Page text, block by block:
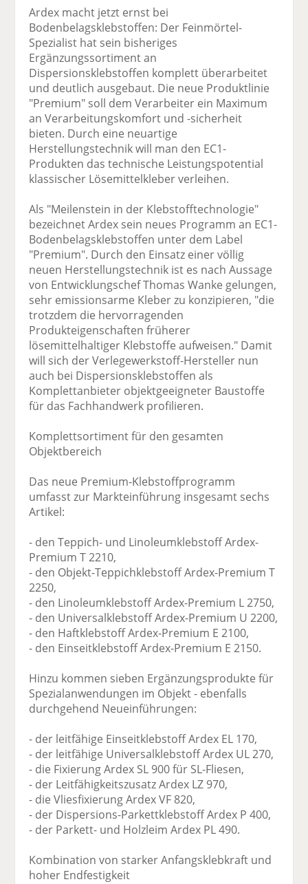
Ardex macht jetzt ernst bei
Bodenbelagsklebstoffen: Der Feinmörtel-
Spezialist hat sein bisheriges
Ergänzungssortiment an
Dispersionsklebstoffen komplett überarbeitet
und deutlich ausgebaut. Die neue Produktlinie
"Premium" soll dem Verarbeiter ein Maximum
an Verarbeitungskomfort und -sicherheit
bieten. Durch eine neuartige
Herstellungstechnik will man den EC1-
Produkten das technische Leistungspotential
klassischer Lösemittelkleber verleihen.
Als "Meilenstein in der Klebstofftechnologie"
bezeichnet Ardex sein neues Programm an EC1-
Bodenbelagsklebstoffen unter dem Label
"Premium". Durch den Einsatz einer völlig
neuen Herstellungstechnik ist es nach Aussage
von Entwicklungschef Thomas Wanke gelungen,
sehr emissionsarme Kleber zu konzipieren, "die
trotzdem die hervorragenden
Produkteigenschaften früherer
lösemittelhaltiger Klebstoffe aufweisen." Damit
will sich der Verlegewerkstoff-Hersteller nun
auch bei Dispersionsklebstoffen als
Komplettanbieter objektgeeigneter Baustoffe
für das Fachhandwerk profilieren.
Komplettsortiment für den gesamten
Objektbereich
Das neue Premium-Klebstoffprogramm
umfasst zur Markteinführung insgesamt sechs
Artikel:
- den Teppich- und Linoleumklebstoff Ardex-
Premium T 2210,
- den Objekt-Teppichklebstoff Ardex-Premium T
2250,
- den Linoleumklebstoff Ardex-Premium L 2750,
- den Universalklebstoff Ardex-Premium U 2200,
- den Haftklebstoff Ardex-Premium E 2100,
- den Einseitklebstoff Ardex-Premium E 2150.
Hinzu kommen sieben Ergänzungsprodukte für
Spezialanwendungen im Objekt - ebenfalls
durchgehend Neueinführungen:
- der leitfähige Einseitklebstoff Ardex EL 170,
- der leitfähige Universalklebstoff Ardex UL 270,
- die Fixierung Ardex SL 900 für SL-Fliesen,
- der Leitfähigkeitszusatz Ardex LZ 970,
- die Vliesfixierung Ardex VF 820,
- der Dispersions-Parkettklebstoff Ardex P 400,
- der Parkett- und Holzleim Ardex PL 490.
Kombination von starker Anfangsklebkraft und
hoher Endfestigkeit